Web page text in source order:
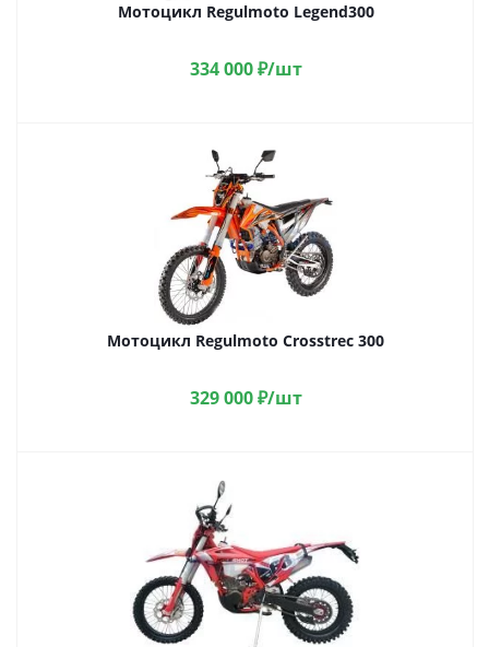
Мотоцикл Regulmoto Legend300
334 000₽/шт
Мотоцикл Regulmoto Crosstrec 300
329 000₽/шт